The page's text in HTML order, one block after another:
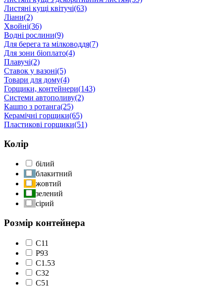
Листяні кущі квітучі(63)
Ліани(2)
Хвойні(36)
Водні рослини(9)
Для берега та мілководдя(7)
Для зони біоплато(4)
Плавучі(2)
Ставок у вазоні(5)
Товари для дому(4)
Горщики, контейнери(143)
Системи автополиву(2)
Кашпо з ротанга(25)
Керамічні горщики(65)
Пластикові горщики(51)
Колір
білий
блакитний
жовтий
зелений
сірий
Розмір контейнера
C11
P93
С1.53
С32
С51